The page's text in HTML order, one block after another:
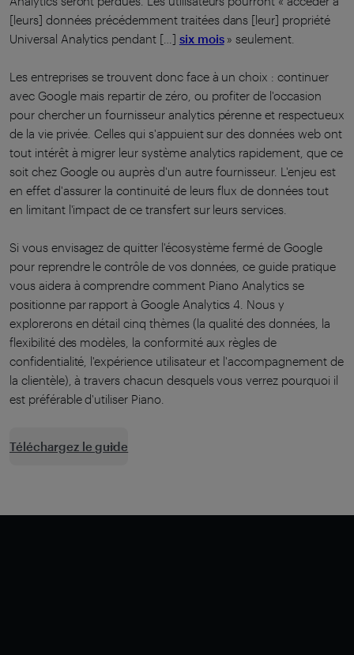
[leurs] données précédemment traitées dans [leur] propriété
Universal Analytics pendant […] six mois» seulement.
Les entreprises se trouvent donc face à un choix : continuer
avec Google mais repartir de zéro, ou profiter de l'occasion
pour chercher un fournisseur analytics pérenne et respectueux
de la vie privée. Celles qui s'appuient sur des données web ont
tout intérêt à migrer leur système analytics rapidement, que ce
soit chez Google ou auprès d'un autre fournisseur. L'enjeu est
en effet d'assurer la continuité de leurs flux de données tout
en limitant l'impact de ce transfert sur leurs services.
Si vous envisagez de quitter l'écosystème fermé de Google
pour reprendre le contrôle de vos données, ce guide pratique
vous aidera à comprendre comment Piano Analytics se
positionne par rapport à Google Analytics 4. Nous y
explorerons en détail cinq thèmes (la qualité des données, la
flexibilité des modèles, la conformité aux règles de
confidentialité, l'expérience utilisateur et l'accompagnement de
la clientèle), à travers chacun desquels vous verrez pourquoi il
est préférable d'utiliser Piano.
Téléchargez le guide